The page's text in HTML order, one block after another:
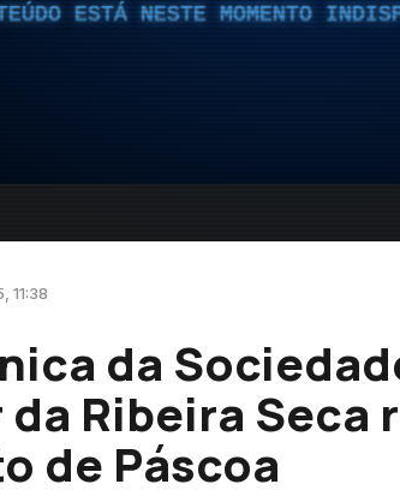
ESTÁ NESTE MOMENTO
11:38
da
Ribeira Seca
de Páscoa